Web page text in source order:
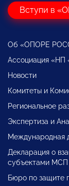
Вступи в
Об «ОПОРЕ
Ассоциация
Новости
Комитеты и
Региональное
Экспертиза и
Международная
Декларация о
субъектами МСП
Бюро по защите